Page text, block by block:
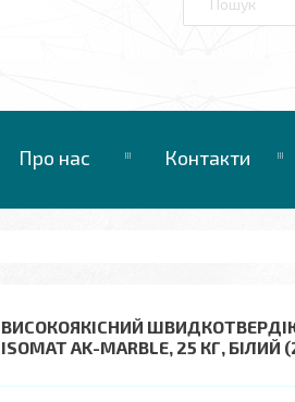
Про нас Контакти
ВИСОКОЯКІСНИЙ
ISOMAT AK-MARBLE, 25 КГ, БІЛИЙ